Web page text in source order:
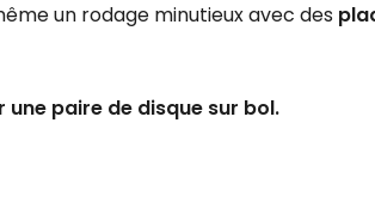
un rodage minutieux avec des
paire de disque sur bol.